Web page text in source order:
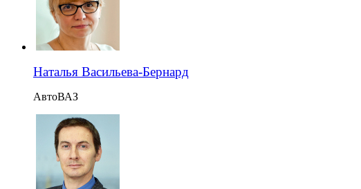
Наталья Васильева-Бернард
АвтоВАЗ